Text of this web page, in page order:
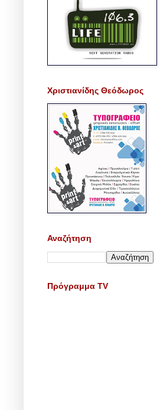
Χριστιανίδης Θεόδωρος
Αναζήτηση
Πρόγραμμα TV